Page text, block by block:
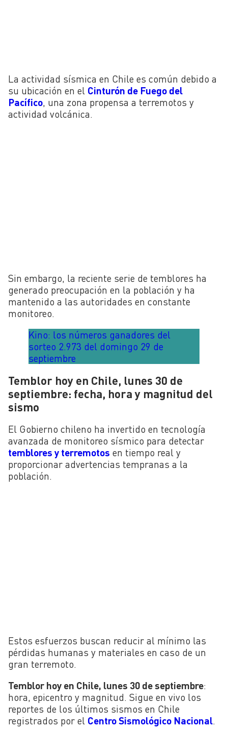
La actividad sísmica en Chile es común debido a
su ubicación en el Cinturón de Fuego del
Pacífico, una zona propensa a terremotos y
actividad volcánica.
Sin embargo, la reciente serie de temblores ha
generado preocupación en la población y ha
mantenido a las autoridades en constante
monitoreo.
Kino: los números ganadores del
sorteo 2.973 del domingo 29 de
septiembre
Temblor hoy en Chile, lunes 30 de
septiembre: fecha, hora y magnitud del
sismo
El Gobierno chileno ha invertido en tecnología
avanzada de monitoreo sísmico para detectar
temblores y terremotos en tiempo real y
proporcionar advertencias tempranas a la
población.
Estos esfuerzos buscan reducir al mínimo las
pérdidas humanas y materiales en caso de un
gran terremoto.
Temblor hoy en Chile, lunes 30 de septiembre:
hora, epicentro y magnitud. Sigue en vivo los
reportes de los últimos sismos en Chile
registrados por el Centro Sismológico Nacional.